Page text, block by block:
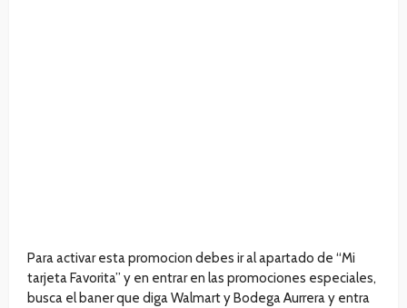
Para activar esta promocion debes ir al apartado de “Mi
tarjeta Favorita” y en entrar en las promociones especiales,
busca el baner que diga Walmart y Bodega Aurrera y entra